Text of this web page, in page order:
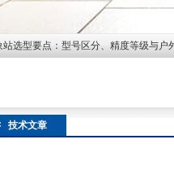
选型要点：型号区分、精度等级与户
技术文章